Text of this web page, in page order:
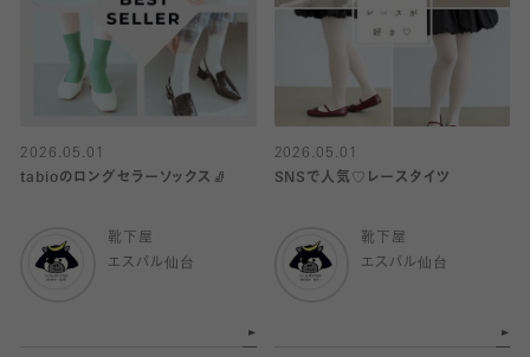
2026.05.01
tabioのロングセラーソックス🧦
靴下屋
エスパル仙台
2026.05.01
SNSで人気♡レースタイツ
靴下屋
エスパル仙台